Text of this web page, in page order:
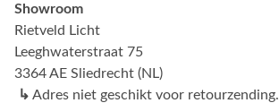
Showroom
Rietveld Licht
Leeghwaterstraat 75
3364 AE Sliedrecht (NL)
↳ Adres niet geschikt voor retourzending.